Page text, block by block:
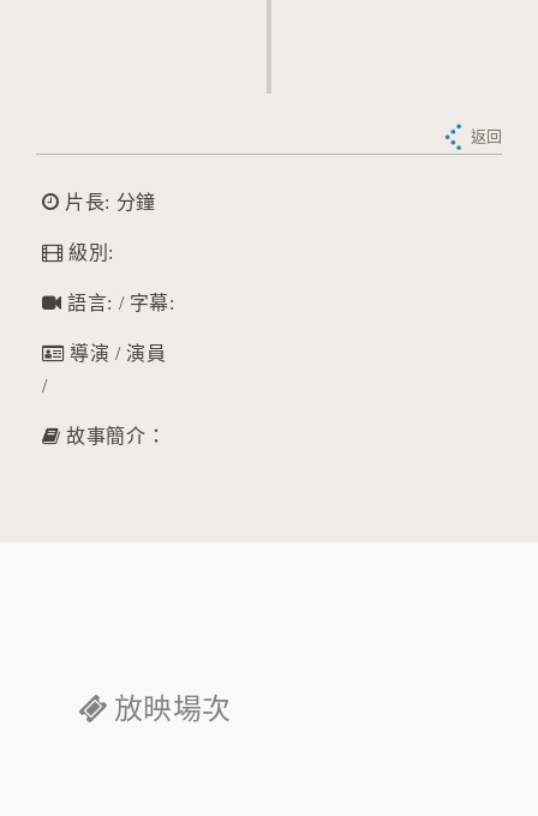
返回
片長: 分鐘
級別:
語言: / 字幕:
導演 / 演員
/
故事簡介：
放映場次